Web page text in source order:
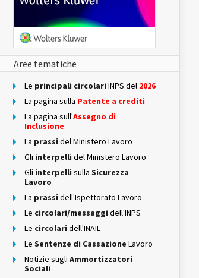
Aree tematiche
Le principali circolari INPS del 2026
La pagina sulla Patente a crediti
La pagina sull'Assegno di
Inclusione
La prassi del Ministero Lavoro
Gli interpelli del Ministero Lavoro
Gli interpelli sulla Sicurezza
Lavoro
La prassi dell'Ispettorato Lavoro
Le circolari/messaggi dell'INPS
Le circolari dell'INAIL
Le Sentenze di Cassazione Lavoro
Notizie sugli Ammortizzatori
Sociali